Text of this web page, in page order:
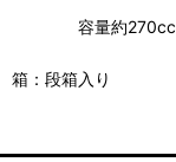
容量約270cc
箱：段箱入り